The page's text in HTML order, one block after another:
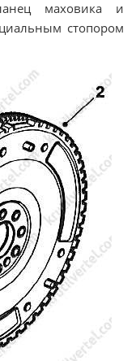
маховика и
стопором